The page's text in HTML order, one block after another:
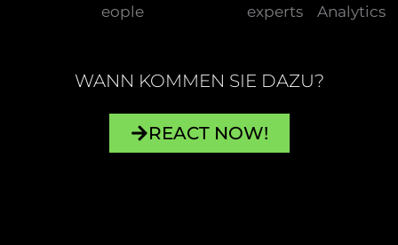
WANN KOMMEN SIE DAZU?
REACT NOW!